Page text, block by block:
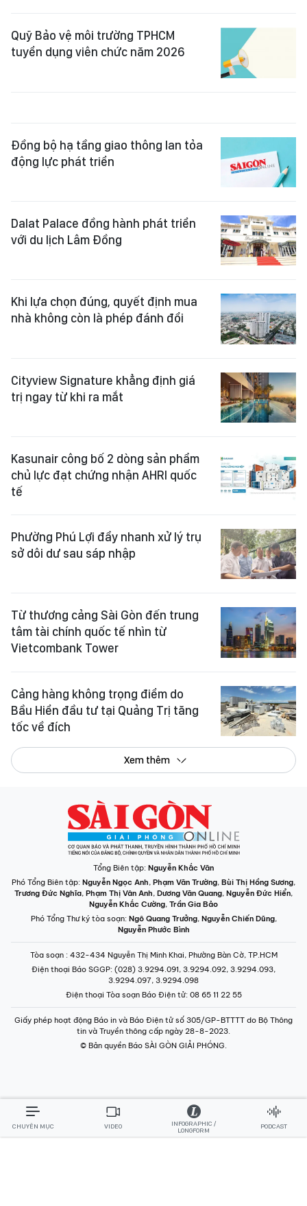
Quỹ Bảo vệ môi trường TPHCM
tuyển dụng viên chức năm 2026
Đồng bộ hạ tầng giao thông lan tỏa
động lực phát triển
Dalat Palace đồng hành phát triển
với du lịch Lâm Đồng
Khi lựa chọn đúng, quyết định mua
nhà không còn là phép đánh đổi
Cityview Signature khẳng định giá
trị ngay từ khi ra mắt
Kasunair công bố 2 dòng sản phẩm
chủ lực đạt chứng nhận AHRI quốc
tế
Phường Phú Lợi đẩy nhanh xử lý trụ
sở dôi dư sau sáp nhập
Từ thương cảng Sài Gòn đến trung
tâm tài chính quốc tế nhìn từ
Vietcombank Tower
Cảng hàng không trọng điểm do
Bầu Hiển đầu tư tại Quảng Trị tăng
tốc về đích
Xem thêm
Tổng Biên tập: Nguyễn Khắc Văn
Phó Tổng Biên tập: Nguyễn Ngọc Anh, Phạm Văn Trường, Bùi Thị Hồng Sương,
Trương Đức Nghĩa, Phạm Thị Vân Anh, Dương Văn Quang, Nguyễn Đức Hiển,
Nguyễn Khắc Cường, Trần Gia Bảo
Phó Tổng Thư ký tòa soạn: Ngô Quang Trưởng, Nguyễn Chiến Dũng,
Nguyễn Phước Bình
Tòa soạn : 432-434 Nguyễn Thị Minh Khai, Phường Bàn Cờ, TP.HCM
Điện thoại Báo SGGP: (028) 3.9294.091, 3.9294.092, 3.9294.093,
3.9294.097, 3.9294.098
Điện thoại Tòa soạn Báo Điện tử: 08 65 11 22 55
Giấy phép hoạt động Báo in và Báo Điện tử số 305/GP-BTTTT do Bộ Thông
tin và Truyền thông cấp ngày 28-8-2023.
© Bản quyền Báo SÀI GÒN GIẢI PHÓNG.
CHUYÊN MỤC VIDEO
INFOGRAPHIC /
LONGFORM
PODCAST